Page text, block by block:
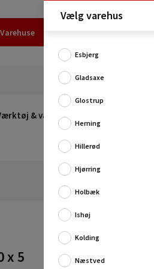
Varehuse
& værksted
x 5
Produktinformation:
Vælg varehus
Esbjerg
Gladsaxe
Glostrup
Herning
Hillerød
Hjørring
Holbæk
Ishøj
Kolding
Næstved